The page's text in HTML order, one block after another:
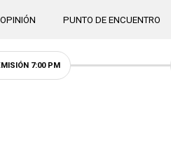
OPINIÓN PUNTO DE ENCUENTRO
7:00 PM